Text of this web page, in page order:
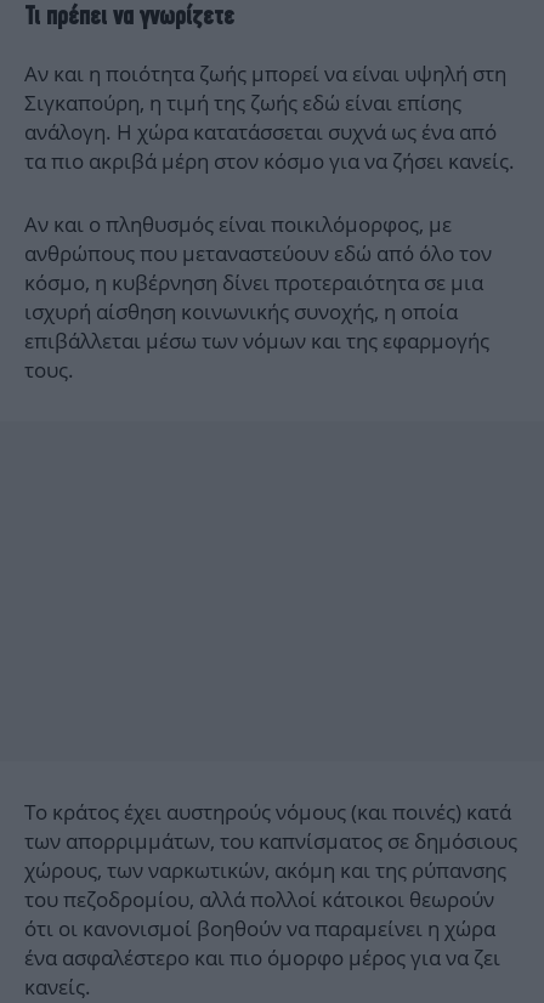
Τι πρέπει να γνωρίζετε
Αν και η ποιότητα ζωής μπορεί να είναι υψηλή στη
Σιγκαπούρη, η τιμή της ζωής εδώ είναι επίσης
ανάλογη. Η χώρα κατατάσσεται συχνά ως ένα από
τα πιο ακριβά μέρη στον κόσμο για να ζήσει κανείς.
Αν και ο πληθυσμός είναι ποικιλόμορφος, με
ανθρώπους που μεταναστεύουν εδώ από όλο τον
κόσμο, η κυβέρνηση δίνει προτεραιότητα σε μια
ισχυρή αίσθηση κοινωνικής συνοχής, η οποία
επιβάλλεται μέσω των νόμων και της εφαρμογής
τους.
Το κράτος έχει αυστηρούς νόμους (και ποινές) κατά
των απορριμμάτων, του καπνίσματος σε δημόσιους
χώρους, των ναρκωτικών, ακόμη και της ρύπανσης
του πεζοδρομίου, αλλά πολλοί κάτοικοι θεωρούν
ότι οι κανονισμοί βοηθούν να παραμείνει η χώρα
ένα ασφαλέστερο και πιο όμορφο μέρος για να ζει
κανείς.